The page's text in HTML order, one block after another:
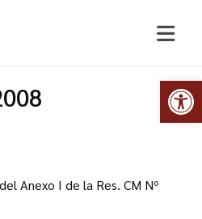
Anexo I de la Res. CM Nº